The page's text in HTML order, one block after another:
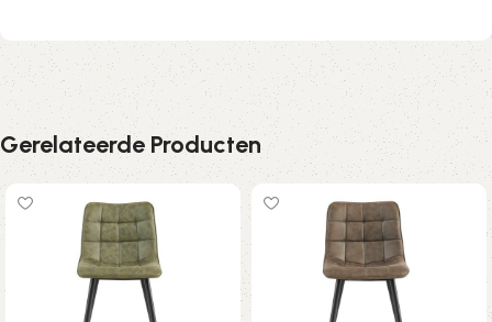
Gerelateerde Producten